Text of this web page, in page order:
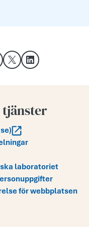
e-post
på Facebook
Dela på XDela på LinkedIn
laboratoriet
för webbplatsen